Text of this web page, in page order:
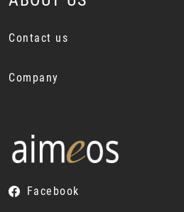
Contact us
Company
Facebook